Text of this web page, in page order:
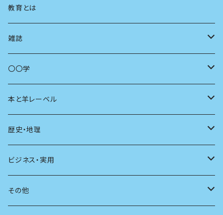
まちづくり
コミュニティ
商いとは
教育とは
雑誌
母の友
ユリイカ
現代思想
新潮
別冊太陽
〇〇学
動物
自然
科学
社会
本と羊レーベル
電子版（EPub）
電子版（PDF）
歴史・地理
歴史
地理
ビジネス・実用
雷鳥社辞典シリーズ
その他